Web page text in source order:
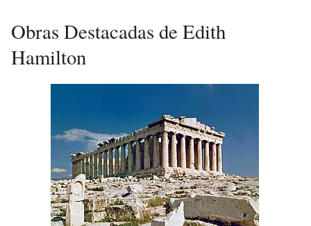
Obras Destacadas de Edith
Hamilton